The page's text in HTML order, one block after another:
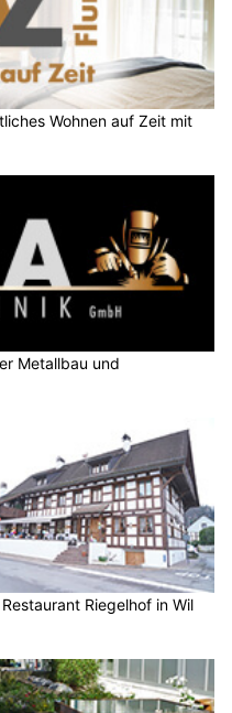
Wohnen auf Zeit mit
Metallbau und
Riegelhof in Wil